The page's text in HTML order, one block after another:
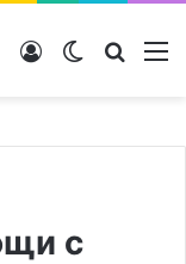
Switch skin
Войти
с